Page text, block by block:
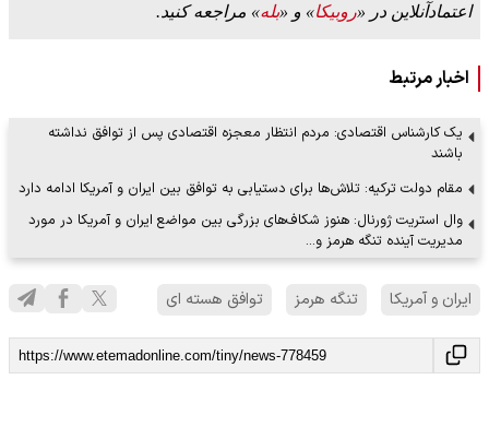
اعتمادآنلاین در «روبیکا» و «بله» مراجعه کنید.
اخبار مرتبط
یک کارشناس اقتصادی: مردم انتظار معجزه اقتصادی پس از توافق نداشته
باشند
مقام دولت ترکیه: تلاش‌ها برای دستیابی به توافق بین ایران و آمریکا ادامه دارد
وال استریت ژورنال: هنوز شکاف‌های بزرگی بین مواضع ایران و آمریکا در مورد
مدیریت آینده تنگه هرمز و…
ایران و آمریکا تنگه هرمز توافق هسته ای